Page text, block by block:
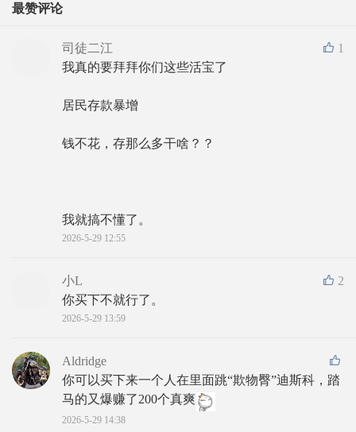
最赞评论
1
司徒二江
我真的要拜拜你们这些活宝了
居民存款暴增
钱不花，存那么多干啥？？
我就搞不懂了。
2026-5-29 12:55
2
小L
你买下不就行了。
2026-5-29 13:59
Aldridge
你可以买下来一个人在里面跳“欺物臀”迪斯科，踏
马的又爆赚了200个真爽
2026-5-29 14:38